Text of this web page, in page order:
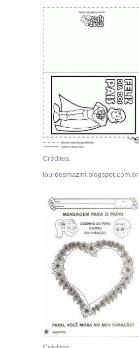
Créditos:
lourdesmazini.blogspot.com.br